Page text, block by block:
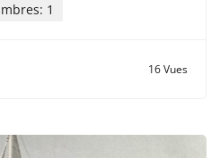
1
16 Vues